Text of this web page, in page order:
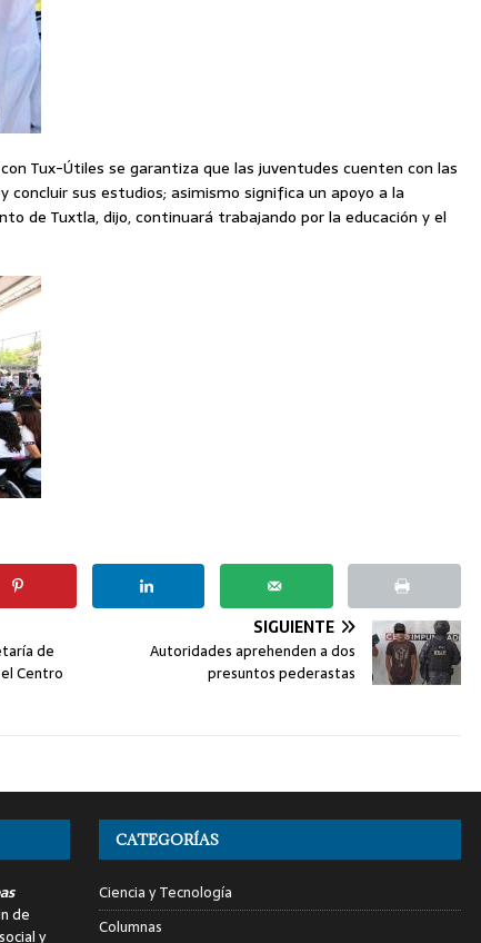
Tux-Útiles se garantiza que las juventudes cuenten con las
sus estudios; asimismo significa un apoyo a la
de Tuxtla, dijo, continuará trabajando por la educación y el
de
Centro
SIGUIENTE
Autoridades aprehenden a dos
presuntos pederastas
de
y
CATEGORÍAS
Ciencia y Tecnología
Columnas